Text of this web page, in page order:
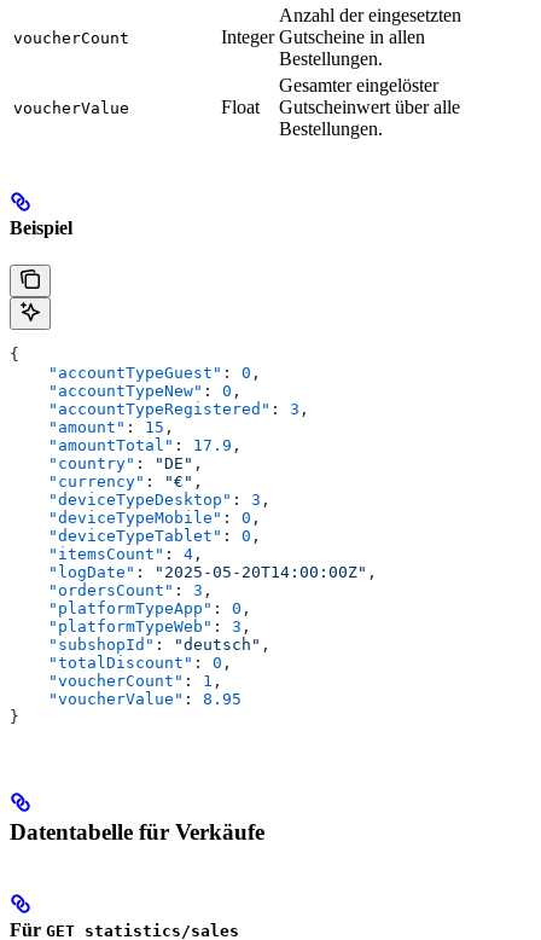
voucherCount Integer
Anzahl der eingesetzten
Gutscheine in allen
Bestellungen.
voucherValue Float
Gesamter eingelöster
Gutscheinwert über alle
Bestellungen.
Beispiel
{
    "accountTypeGuest"
: 0 ,
    "accountTypeNew"
: 0 ,
    "accountTypeRegistered"
: 3 ,
    "amount"
: 15 ,
    "amountTotal"
: 17.9 ,
    "country"
: "DE" ,
    "currency"
: "€" ,
    "deviceTypeDesktop"
: 3 ,
    "deviceTypeMobile"
: 0 ,
    "deviceTypeTablet"
: 0 ,
    "itemsCount"
: 4 ,
    "logDate"
: "2025-05-20T14:00:00Z" ,
    "ordersCount"
: 3 ,
    "platformTypeApp"
: 0 ,
    "platformTypeWeb"
: 3 ,
    "subshopId"
: "deutsch" ,
    "totalDiscount"
: 0 ,
    "voucherCount"
: 1 ,
    "voucherValue"
: 8.95
}
Datentabelle für Verkäufe
Für GET statistics/sales